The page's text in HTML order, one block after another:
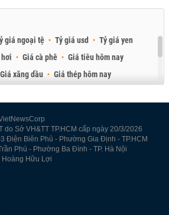
giá ngoại tệ Tỷ giá usd
Tỷ giá yen
Giá cà phê
Giá tiêu hôm nay
Giá xăng dầu
Giá thép hôm nay
do Sở VH&TT TP.HCM cấp ngày 20/3/2026
Điện Biên Phủ - Phường Gia Định - TP.HCM
Phú - Phường Ba Đình - TP. Hà Nội
Hoàng Hữu Lợi